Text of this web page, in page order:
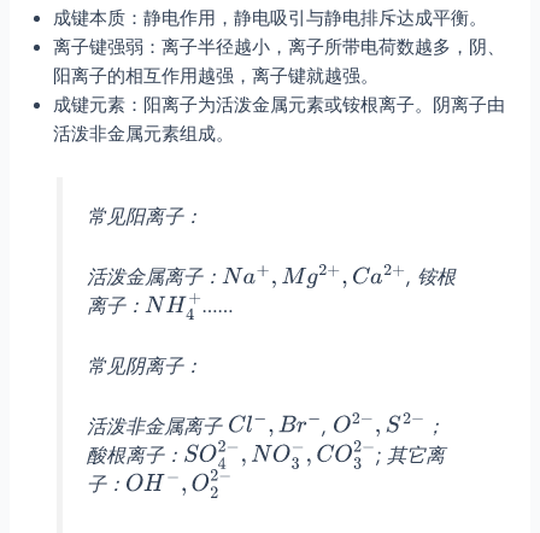
成键本质：静电作用，静电吸引与静电排斥达成平衡。
离子键强弱：离子半径越小，离子所带电荷数越多，阴、
阳离子的相互作用越强，离子键就越强。
成键元素：阳离子为活泼金属元素或铵根离子。阴离子由
活泼非金属元素组成。
常见阳离子：
活泼金属离子：
, 铵根
离子：
……
常见阴离子：
活泼非金属离子 ,
；
酸根离子：
; 其它离
子：